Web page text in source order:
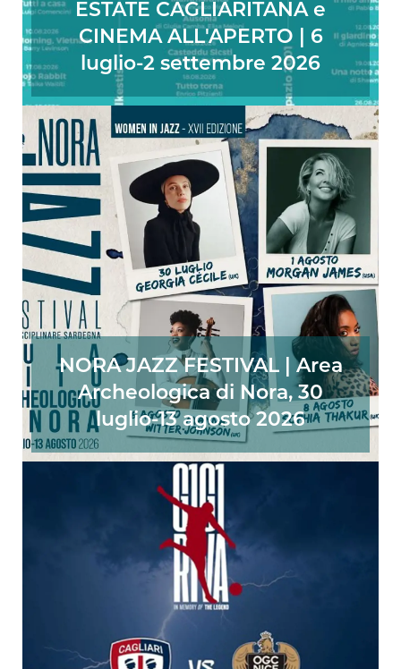
ESTATE CAGLIARITANA e
CINEMA ALL'APERTO | 6
luglio-2 settembre 2026
NORA JAZZ FESTIVAL | Area
Archeologica di Nora, 30
luglio-13 agosto 2026